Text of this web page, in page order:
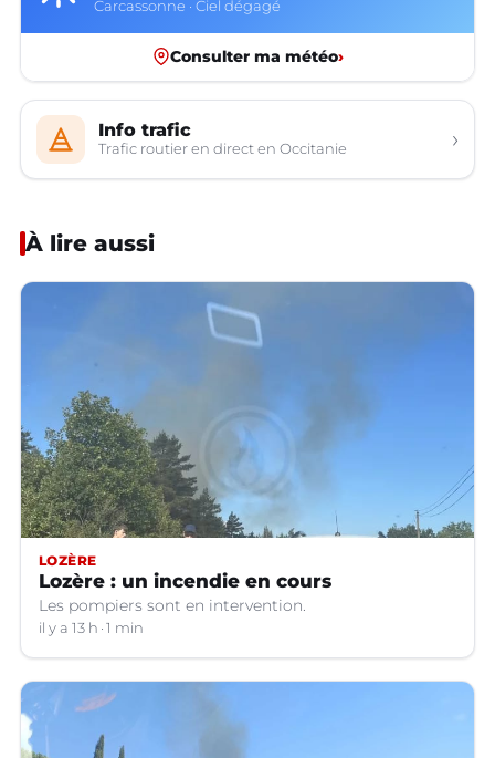
Carcassonne · Ciel dégagé
Consulter ma météo›
Info trafic
Trafic routier en direct en Occitanie ›
À lire aussi
LOZÈRE
Lozère : un incendie en cours
Les pompiers sont en intervention.
il y a 13 h 1 min